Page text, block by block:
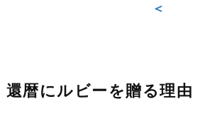
＜
還暦にルビーを贈る理由